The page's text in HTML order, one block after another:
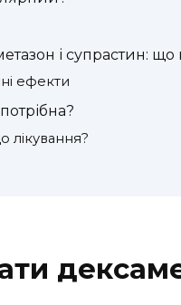
і супрастин: що
ефекти
лікування?